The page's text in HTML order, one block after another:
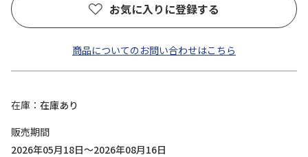
お気に入りに登録する
商品についてのお問い合わせはこちら
在庫
在庫あり
販売期間
2026年05月18日～2026年08月16日